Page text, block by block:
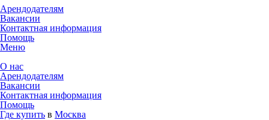
Арендодателям
Вакансии
Контактная информация
Помощь
Меню
О нас
Арендодателям
Вакансии
Контактная информация
Помощь
Где купить в Москва